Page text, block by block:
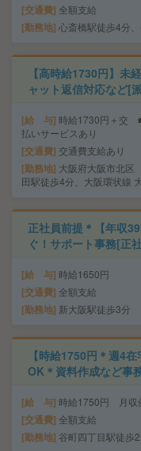
交通費 全額支給
勤務地 心斎橋駅徒歩4分
【高時給1730円】未
ャット返信対応など[
給 与 時給1730円＋交
払いサービスあり
交通費 交通費支給あり
勤務地 大阪府大阪市北
田駅徒歩4分、大阪環状線
正社員前提＊【年収
ぐ！サポート事務[正
給 与 時給1650円
交通費 全額支給
勤務地 新大阪駅徒歩3分
【時給1750円＊週4
OK＊資料作成など事
給 与 時給1750円 月収
交通費 全額支給
勤務地 谷町四丁目駅徒歩